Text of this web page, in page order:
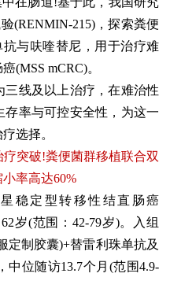
(RENMIN-215)，探索粪便
与呋喹替尼，用于治疗难
(MSS mCRC)。
线及以上治疗，在难治性
存率与可控安全性，为这一
选择。
突破!粪便菌群移植联合双
率高达60%
定型转移性结直肠癌
岁(范围：42-79岁)。入组
定制胶囊)+替雷利珠单抗及
中位随访13.7个月(范围4.9-